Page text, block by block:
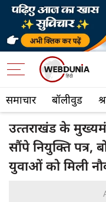
समाचार बॉलीवुड
उत्‍तराखंड के
सौंपे नियुक्ति पत्र,
युवाओं को मिली